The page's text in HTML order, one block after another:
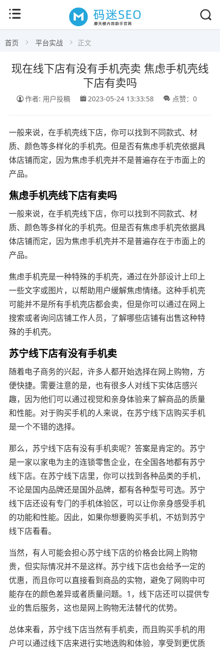
首页 平台实战 正文
现在线下店有没有手机壳卖 焦虑手机壳线
下店有卖吗
作者: 用户投稿 2023-05-24 13:33:58 点赞：0
一般来说，在手机壳线下店，你可以找到不同款式、材
质、颜色等多样化的手机壳。但是否有焦虑手机壳依据具
体店铺而定，因为焦虑手机壳并不是普遍存在于市面上的
产品。
焦虑手机壳线下店有卖吗
一般来说，在手机壳线下店，你可以找到不同款式、材
质、颜色等多样化的手机壳。但是否有焦虑手机壳依据具
体店铺而定，因为焦虑手机壳并不是普遍存在于市面上的
产品。
焦虑手机壳是一种特殊的手机壳，通过在外部设计上印上
一些文字或图片，以帮助用户缓解焦虑情绪。这种手机壳
可能并不是所有手机壳店都会卖，但是你可以通过在网上
搜索或者询问店铺工作人员，了解哪些店铺有出售这种特
殊的手机壳。
苏宁线下店有没有手机卖
随着电子商务的兴起，许多人都开始选择在网上购物，方
便快捷。需要注意的是，也有很多人对线下实体店感兴
趣，因为他们可以通过视觉和亲身体验来了解商品的质量
和性能。对于购买手机的人来说，在苏宁线下店购买手机
是一个不错的选择。
那么，苏宁线下店有没有手机卖呢？答案是肯定的。苏宁
是一家以家电为主的连锁零售企业，在全国各地都有苏宁
线下店。在苏宁线下店里，你可以找到各种品类的手机，
不论是国内品牌还是国外品牌，都有各种型号可选。苏宁
线下店还设有专门的手机体验区，可以让你亲身感受手机
的功能和性能。因此，如果你想要购买手机，不妨到苏宁
线下店看看。
当然，有人可能会担心苏宁线下店的价格会比网上购物
贵，但实际情况并不是这样。苏宁线下店也会给予一定的
优惠，而且你可以直接看到商品的实物，避免了网购中可
能存在的颜色差异或者质量问题。1，线下店还可以提供专
业的售后服务，这也是网上购物无法替代的优势。
总体来看，苏宁线下店当然有手机卖，而且购买手机的用
户可以通过线下店来进行实地选购和体验，享受到更优质